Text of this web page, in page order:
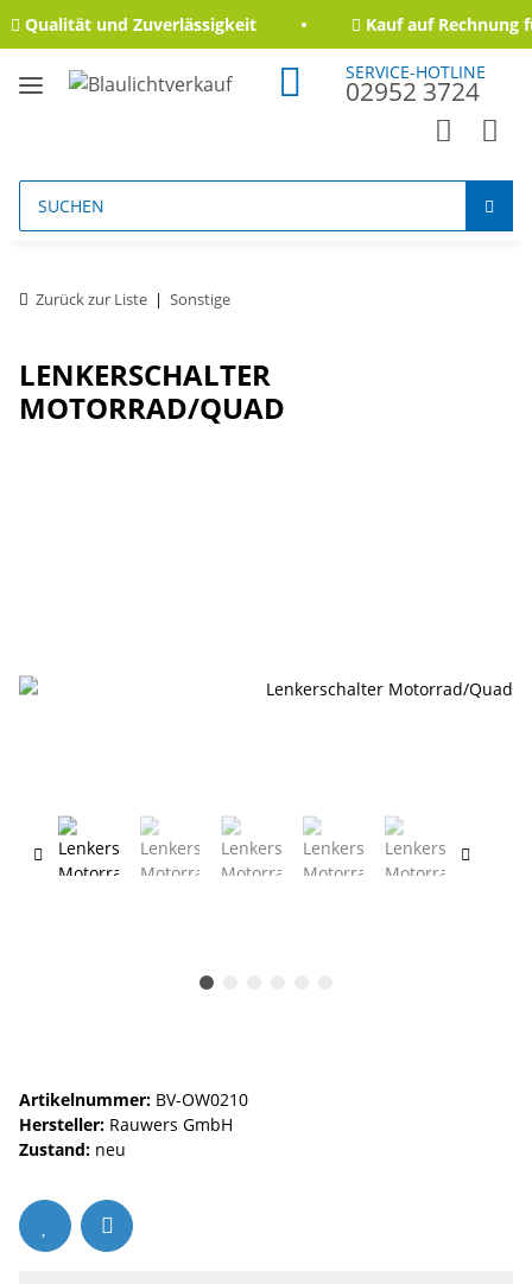
Qualität und Zuverlässigkeit Kauf auf Rechnung
SERVICE-HOTLINE
02952 3724
Zurück zur Liste Sonstige
LENKERSCHALTER
MOTORRAD/QUAD
Artikelnummer: BV-OW0210
Hersteller: Rauwers GmbH
Zustand: neu